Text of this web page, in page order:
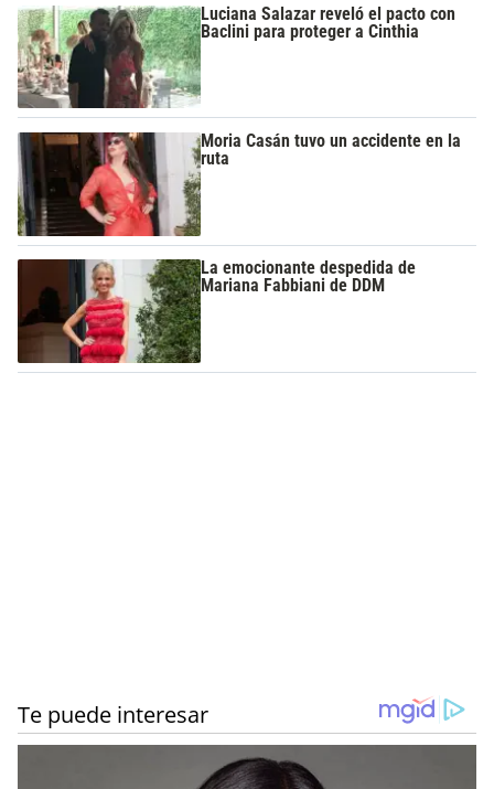
Luciana Salazar reveló el pacto con
Baclini para proteger a Cinthia
Moria Casán tuvo un accidente en la
ruta
La emocionante despedida de
Mariana Fabbiani de DDM